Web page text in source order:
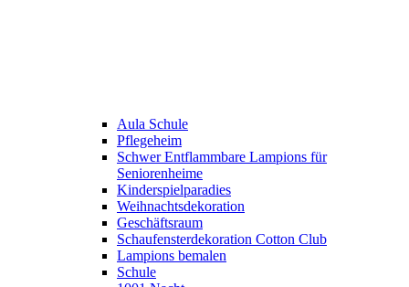
Aula Schule
Pflegeheim
Schwer Entflammbare Lampions für
Seniorenheime
Kinderspielparadies
Weihnachtsdekoration
Geschäftsraum
Schaufensterdekoration Cotton Club
Lampions bemalen
Schule